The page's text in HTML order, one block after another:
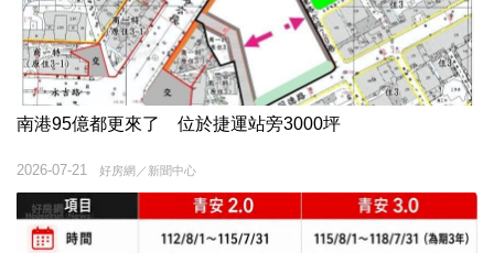
南港95億都更來了 位於捷運站旁3000坪
好房網／新聞中心
2026-07-21